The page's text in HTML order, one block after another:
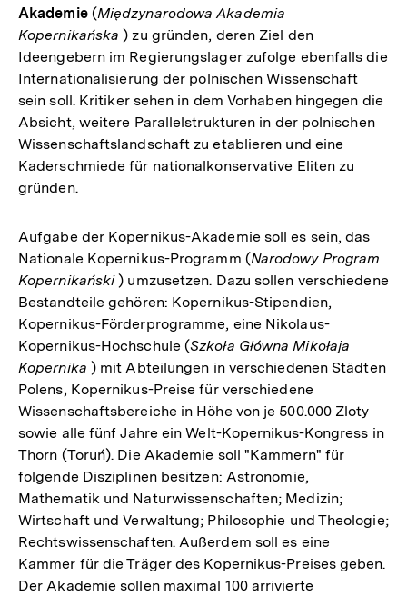
Akademie(Międzynarodowa Akademia
Kopernikańska) zu gründen, deren Ziel den
Ideengebern im Regierungslager zufolge ebenfalls die
Internationalisierung der polnischen Wissenschaft
sein soll. Kritiker sehen in dem Vorhaben hingegen die
Absicht, weitere Parallelstrukturen in der polnischen
Wissenschaftslandschaft zu etablieren und eine
Kaderschmiede für nationalkonservative Eliten zu
gründen.
Aufgabe der Kopernikus-Akademie soll es sein, das
Nationale Kopernikus-Programm (Narodowy Program
Kopernikański) umzusetzen. Dazu sollen verschiedene
Bestandteile gehören: Kopernikus-Stipendien,
Kopernikus-Förderprogramme, eine Nikolaus-
Kopernikus-Hochschule (Szkoła Główna Mikołaja
Kopernika ) mit Abteilungen in verschiedenen Städten
Polens, Kopernikus-Preise für verschiedene
Wissenschaftsbereiche in Höhe von je 500.000 Zloty
sowie alle fünf Jahre ein Welt-Kopernikus-Kongress in
Thorn (Toruń). Die Akademie soll "Kammern" für
folgende Disziplinen besitzen: Astronomie,
Mathematik und Naturwissenschaften; Medizin;
Wirtschaft und Verwaltung; Philosophie und Theologie;
Rechtswissenschaften. Außerdem soll es eine
Kammer für die Träger des Kopernikus-Preises geben.
Der Akademie sollen maximal 100 arrivierte